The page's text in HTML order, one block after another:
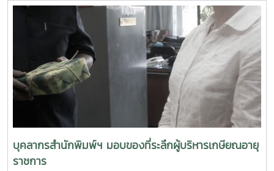
ที่ใช้ในการเรียนการสอน และขอตำแหน่งทางวิชาการ รวมถึง
กิจกรรมการดำเนินงานของสำนักพิมพ์ ตลอดจนการ
ประชาสัมพันธ์ผลผลิตสิ่งพิมพ์ของสำนักพิมพ์ ให้เป็นที่รู้จักแก่
อาจารย์ใหม่และอาจารย์ที่สนใจ บุคลากร และเจ้าหน้าที่ การเข้า
ร่วมโครงการดังกล่าว มีอาจารย์สนใจเข้าเยี่ยมชมและสอบถาม
จำนวนมาก โดยมีการสอบถามราคาค่าใช้บริการผลิตสิ่งพิมพ์
วิชาการ สอบถามขั้นตอนการผลิตสิ่งพิมพ์วิชาการ และสอบถาม
การจัดเตรียมต้นฉบับเพื่อจัดพิมพ์หนังสือ ตำรา
บุคลากรสำนักพิมพ์ฯ มอบของที่ระลึกผู้บริหารเกษียณอายุ
ราชการ